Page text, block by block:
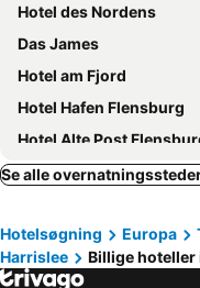
Hotel des Nordens
Das James
Hotel am Fjord
Hotel Hafen Flensburg
Hotel Alte Post
Hotel Frøslev Kro
Hotel am Rathaus
Hotel Xenia
Se alle
Hotelsøgning Europa
Harrislee
Billige hoteller